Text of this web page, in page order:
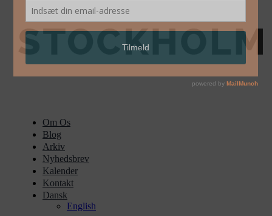
Om Os
Blog
Arkiv
Nyhedsbrev
Kalender
Kontakt
Dansk
English